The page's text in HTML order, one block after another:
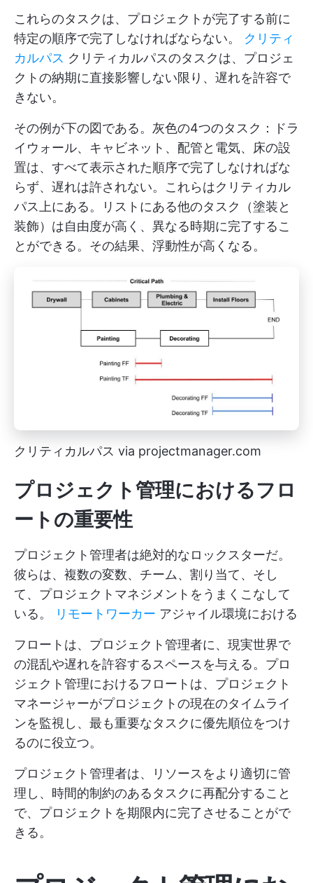
これらのタスクは、プロジェクトが完了する前に
特定の順序で完了しなければならない。 クリティ
カルパス クリティカルパスのタスクは、プロジェ
クトの納期に直接影響しない限り、遅れを許容で
きない。
その例が下の図である。灰色の4つのタスク：ドラ
イウォール、キャビネット、配管と電気、床の設
置は、すべて表示された順序で完了しなければな
らず、遅れは許されない。これらはクリティカル
パス上にある。リストにある他のタスク（塗装と
装飾）は自由度が高く、異なる時期に完了するこ
とができる。その結果、浮動性が高くなる。
クリティカルパス via projectmanager.com
プロジェクト管理におけるフロ
ートの重要性
プロジェクト管理者は絶対的なロックスターだ。
彼らは、複数の変数、チーム、割り当て、そし
て、プロジェクトマネジメントをうまくこなして
いる。
リモートワーカー アジャイル環境における
フロートは、プロジェクト管理者に、現実世界で
の混乱や遅れを許容するスペースを与える。プロ
ジェクト管理におけるフロートは、プロジェクト
マネージャーがプロジェクトの現在のタイムライ
ンを監視し、最も重要なタスクに優先順位をつけ
るのに役立つ。
プロジェクト管理者は、リソースをより適切に管
理し、時間的制約のあるタスクに再配分すること
で、プロジェクトを期限内に完了させることがで
きる。